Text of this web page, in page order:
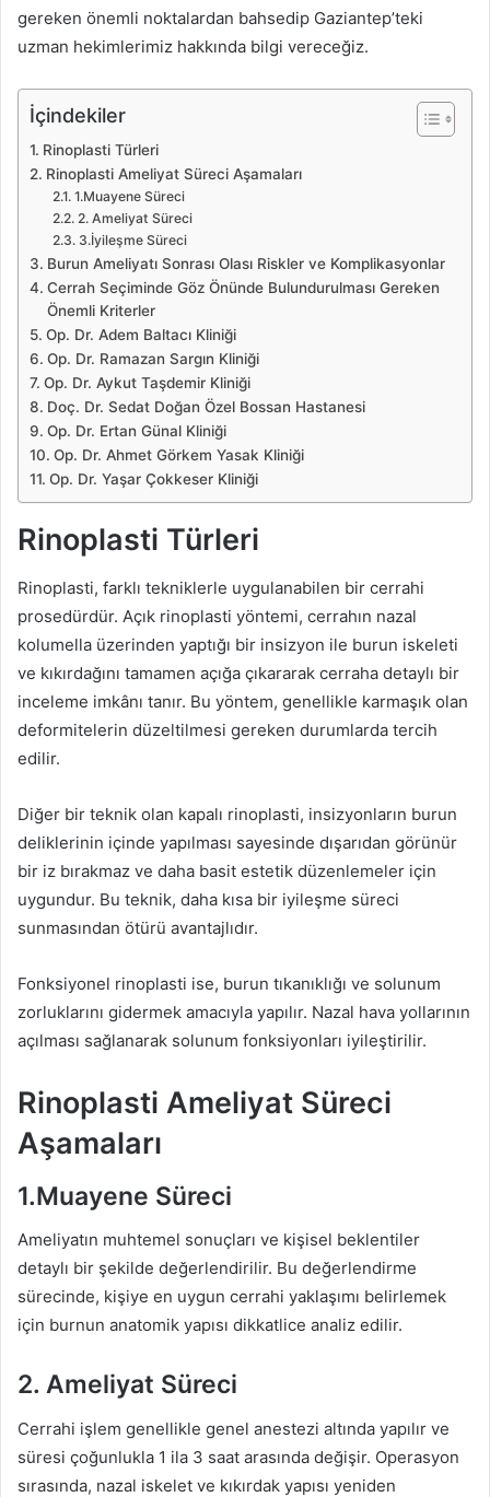
gereken önemli noktalardan bahsedip Gaziantep’teki
uzman hekimlerimiz hakkında bilgi vereceğiz.
İçindekiler
Rinoplasti Türleri
Rinoplasti Ameliyat Süreci Aşamaları
1.Muayene Süreci
2. Ameliyat Süreci
3.İyileşme Süreci
Burun Ameliyatı Sonrası Olası Riskler ve Komplikasyonlar
Cerrah Seçiminde Göz Önünde Bulundurulması Gereken
Önemli Kriterler
Op. Dr. Adem Baltacı Kliniği
Op. Dr. Ramazan Sargın Kliniği
Op. Dr. Aykut Taşdemir Kliniği
Doç. Dr. Sedat Doğan Özel Bossan Hastanesi
Op. Dr. Ertan Günal Kliniği
Op. Dr. Ahmet Görkem Yasak Kliniği
Op. Dr. Yaşar Çokkeser Kliniği
Rinoplasti Türleri
Rinoplasti, farklı tekniklerle uygulanabilen bir cerrahi
prosedürdür. Açık rinoplasti yöntemi, cerrahın nazal
kolumella üzerinden yaptığı bir insizyon ile burun iskeleti
ve kıkırdağını tamamen açığa çıkararak cerraha detaylı bir
inceleme imkânı tanır. Bu yöntem, genellikle karmaşık olan
deformitelerin düzeltilmesi gereken durumlarda tercih
edilir.
Diğer bir teknik olan kapalı rinoplasti, insizyonların burun
deliklerinin içinde yapılması sayesinde dışarıdan görünür
bir iz bırakmaz ve daha basit estetik düzenlemeler için
uygundur. Bu teknik, daha kısa bir iyileşme süreci
sunmasından ötürü avantajlıdır.
Fonksiyonel rinoplasti ise, burun tıkanıklığı ve solunum
zorluklarını gidermek amacıyla yapılır. Nazal hava yollarının
açılması sağlanarak solunum fonksiyonları iyileştirilir.
Rinoplasti Ameliyat Süreci
Aşamaları
1.Muayene Süreci
Ameliyatın muhtemel sonuçları ve kişisel beklentiler
detaylı bir şekilde değerlendirilir. Bu değerlendirme
sürecinde, kişiye en uygun cerrahi yaklaşımı belirlemek
için burnun anatomik yapısı dikkatlice analiz edilir.
2. Ameliyat Süreci
Cerrahi işlem genellikle genel anestezi altında yapılır ve
süresi çoğunlukla 1 ila 3 saat arasında değişir. Operasyon
sırasında, nazal iskelet ve kıkırdak yapısı yeniden